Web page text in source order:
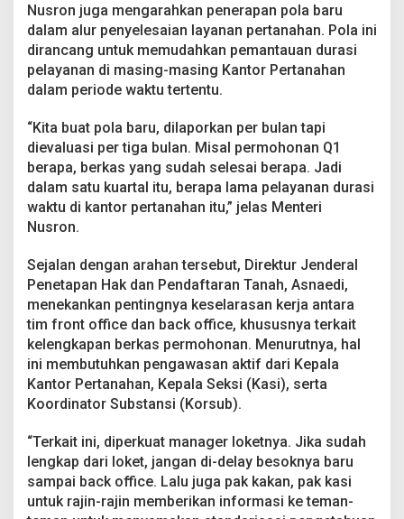
a
n
n
y
S
l
e
s
a
i
k
S
e
c
a
r
a
T
r
u
u
r
Nusron juga mengarahkan penerapan pola baru
dalam alur penyelesaian layanan pertanahan. Pola ini
dirancang untuk memudahkan pemantauan durasi
pelayanan di masing-masing Kantor Pertanahan
dalam periode waktu tertentu.
“Kita buat pola baru, dilaporkan per bulan tapi
dievaluasi per tiga bulan. Misal permohonan Q1
berapa, berkas yang sudah selesai berapa. Jadi
dalam satu kuartal itu, berapa lama pelayanan durasi
waktu di kantor pertanahan itu,” jelas Menteri
Nusron.
Sejalan dengan arahan tersebut, Direktur Jenderal
Penetapan Hak dan Pendaftaran Tanah, Asnaedi,
menekankan pentingnya keselarasan kerja antara
tim front office dan back office, khususnya terkait
kelengkapan berkas permohonan. Menurutnya, hal
ini membutuhkan pengawasan aktif dari Kepala
Kantor Pertanahan, Kepala Seksi (Kasi), serta
Koordinator Substansi (Korsub).
“Terkait ini, diperkuat manager loketnya. Jika sudah
lengkap dari loket, jangan di-delay besoknya baru
sampai back office. Lalu juga pak kakan, pak kasi
untuk rajin-rajin memberikan informasi ke teman-